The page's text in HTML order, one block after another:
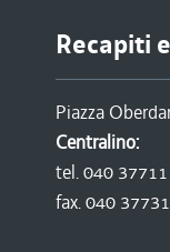
Recapiti
Piazza
Centralino:
tel. 040
fax. 040